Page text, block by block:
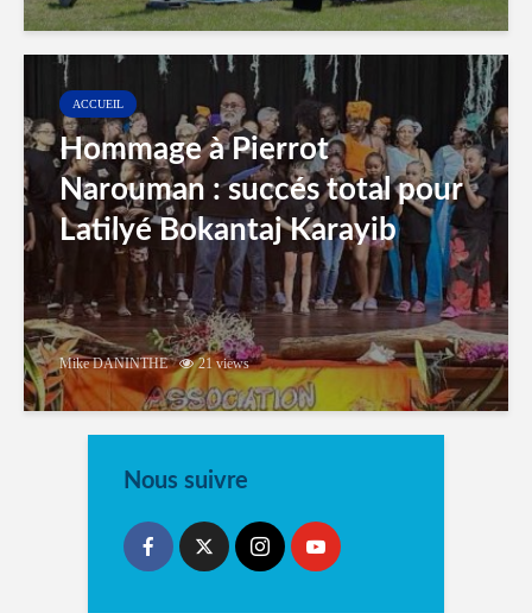
ACCUEIL
Hommage à Pierrot
Narouman : succés total pour
Latilyé Bokantaj Karayib
Mike DANINTHE 21 views
Nous suivre